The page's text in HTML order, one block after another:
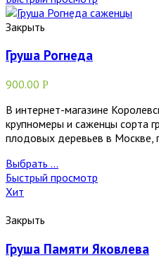
Закрыть
Груша Рогнеда
900.00 Р
В интернет-магазине
крупномеры и саженцы сорта
плодовых деревьев в Москве,
Выбрать ...
Быстрый просмотр
Хит
Закрыть
Груша Памяти Яковлева